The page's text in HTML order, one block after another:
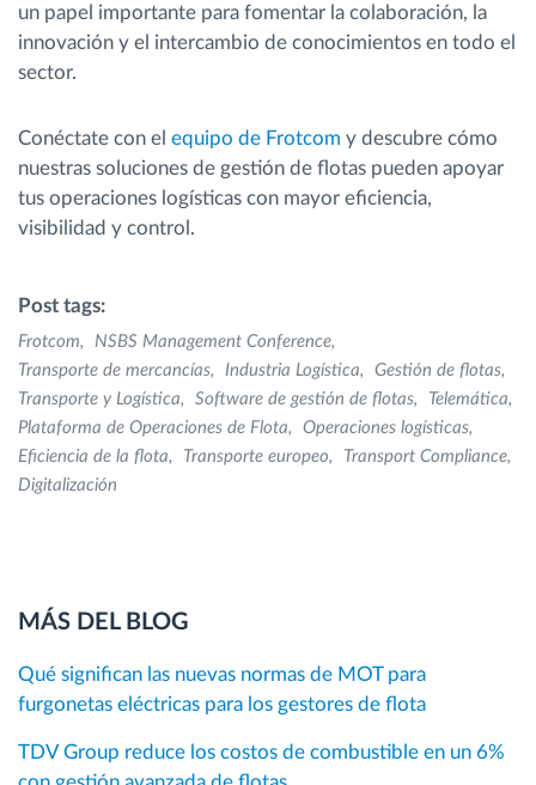
un papel importante para fomentar la colaboración, la
innovación y el intercambio de conocimientos en todo el
sector.
Conéctate con el equipo de Frotcom y descubre cómo
nuestras soluciones de gestión de flotas pueden apoyar
tus operaciones logísticas con mayor eficiencia,
visibilidad y control.
Post tags:
Frotcom
NSBS Management Conference
Transporte de mercancías
Industria Logística
Gestión de flotas
Transporte y Logística
Software de gestión de flotas
Telemática
Plataforma de Operaciones de Flota
Operaciones logísticas
Eficiencia de la flota
Transporte europeo
Transport Compliance
Digitalización
MÁS DEL BLOG
Qué significan las nuevas normas de MOT para
furgonetas eléctricas para los gestores de flota
TDV Group reduce los costos de combustible en un 6%